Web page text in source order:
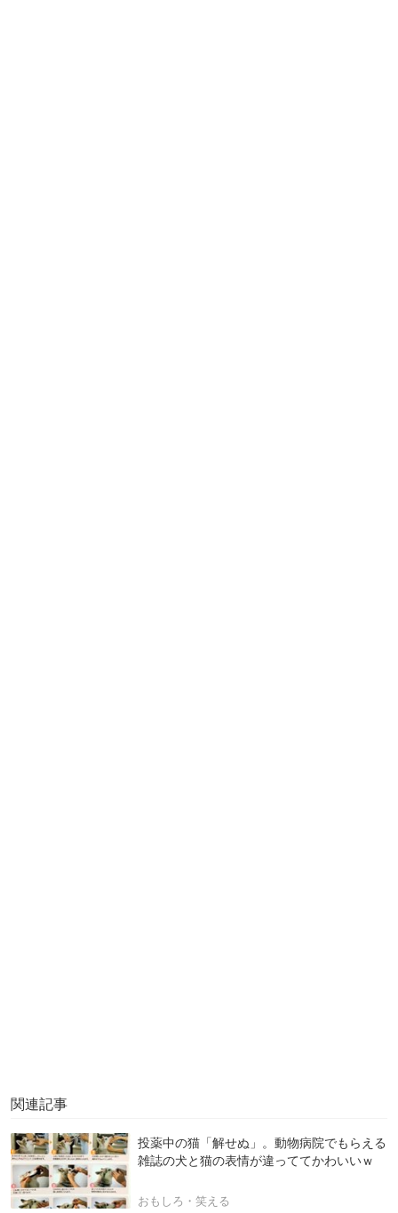
関連記事
投薬中の猫「解せぬ」。動物病院でもらえる
雑誌の犬と猫の表情が違っててかわいいｗ
おもしろ・笑える